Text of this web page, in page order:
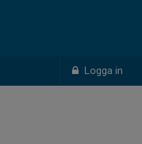
Logga in